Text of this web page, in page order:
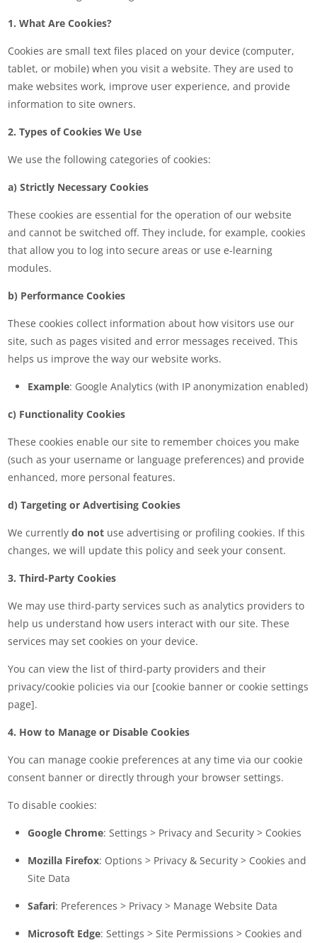
1. What Are Cookies?
Cookies are small text files placed on your device (computer,
tablet, or mobile) when you visit a website. They are used to
make websites work, improve user experience, and provide
information to site owners.
2. Types of Cookies We Use
We use the following categories of cookies:
a) Strictly Necessary Cookies
These cookies are essential for the operation of our website
and cannot be switched off. They include, for example, cookies
that allow you to log into secure areas or use e-learning
modules.
b) Performance Cookies
These cookies collect information about how visitors use our
site, such as pages visited and error messages received. This
helps us improve the way our website works.
Example: Google Analytics (with IP anonymization enabled)
c) Functionality Cookies
These cookies enable our site to remember choices you make
(such as your username or language preferences) and provide
enhanced, more personal features.
d) Targeting or Advertising Cookies
We currently do notuse advertising or profiling cookies. If this
changes, we will update this policy and seek your consent.
3. Third-Party Cookies
We may use third-party services such as analytics providers to
help us understand how users interact with our site. These
services may set cookies on your device.
You can view the list of third-party providers and their
privacy/cookie policies via our [cookie banner or cookie settings
page].
4. How to Manage or Disable Cookies
You can manage cookie preferences at any time via our cookie
consent banner or directly through your browser settings.
To disable cookies:
Google Chrome: Settings > Privacy and Security > Cookies
Mozilla Firefox: Options > Privacy & Security > Cookies and
Site Data
Safari: Preferences > Privacy > Manage Website Data
Microsoft Edge: Settings > Site Permissions > Cookies and